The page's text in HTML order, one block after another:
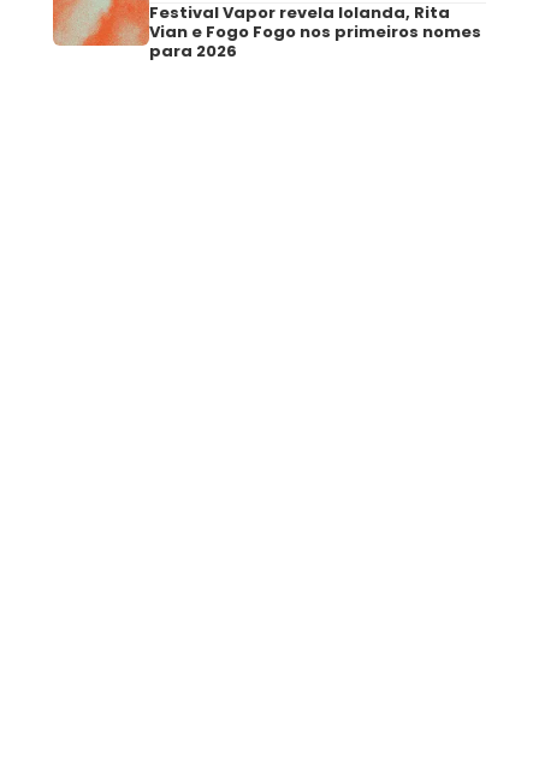
Festival Vapor revela Iolanda, Rita
Vian e Fogo Fogo nos primeiros nomes
para 2026